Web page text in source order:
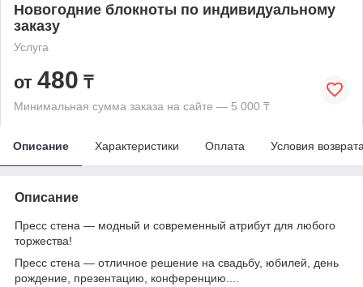
Новогодние блокноты по индивидуальному
заказу
Услуга
от 480 ₸
Минимальная сумма заказа на сайте — 5 000 ₸
Описание Характеристики Оплата Условия
Описание
Пресс стена ― модный и современный атрибут для любого
торжества!
Пресс стена ― отличное решение на свадьбу, юбилей, день
рождение, презентацию, конференцию....